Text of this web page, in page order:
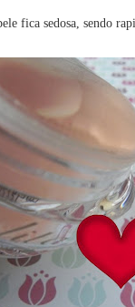
fica sedosa, sendo